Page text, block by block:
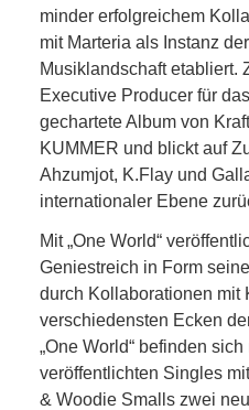
minder erfolgreichem
mit Marteria als Instanz
Musiklandschaft etabliert.
Executive Producer für
gechartete Album von
KUMMER und blickt auf
Ahzumjot, K.Flay und
internationaler Ebene
Mit „One World“
Geniestreich in Form
durch Kollaborationen mit
verschiedensten Ecken
„One World“ befinden
veröffentlichten Singles
& Woodie Smalls zwei